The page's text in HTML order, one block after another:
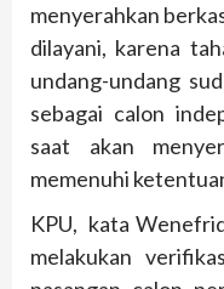
menyerahkan
dilayani, karena
undang-undang
sebagai calon
saat akan
memenuhi
KPU, kata
melakukan